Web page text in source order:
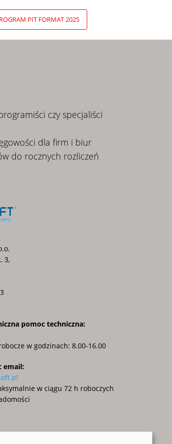
PIT FORMAT 2025
czy specjaliści
dla firm i biur
do rocznych rozliczeń
3,
pomoc techniczna:
w godzinach: 8.00-16.00
email:
w ciągu 72 h roboczych